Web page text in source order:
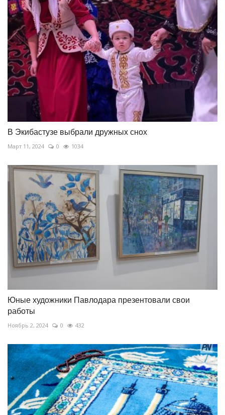
В Экибастузе выбрали дружных снох
Март 11, 2024 0 1034
Юные художники Павлодара презентовали свои
работы
Ноябрь 2, 2024 0 432